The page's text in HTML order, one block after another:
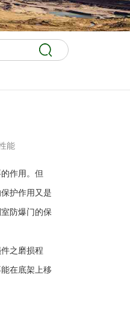
能
作用。但
护作用又是
防爆门的保
之磨损程
在底架上移